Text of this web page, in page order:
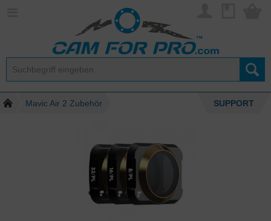
Mavic Air 2 Zubehör SUPPORT